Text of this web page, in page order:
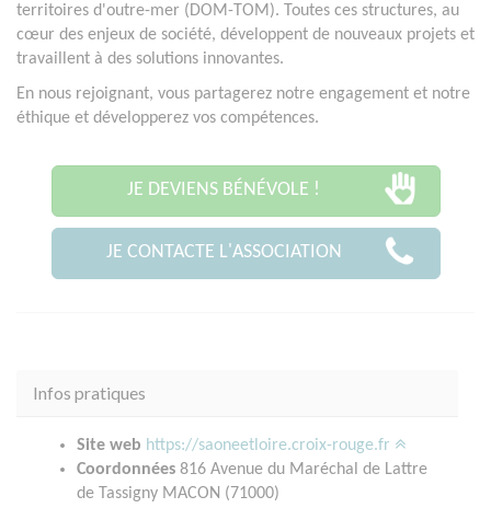
territoires d'outre-mer (DOM-TOM). Toutes ces structures, au
cœur des enjeux de société, développent de nouveaux projets et
travaillent à des solutions innovantes.
En nous rejoignant, vous partagerez notre engagement et notre
éthique et développerez vos compétences.
JE DEVIENS BÉNÉVOLE !
JE CONTACTE L'ASSOCIATION
Infos pratiques
Site web https://saoneetloire.croix-rouge.fr
Coordonnées 816 Avenue du Maréchal de Lattre
de Tassigny MACON (71000)